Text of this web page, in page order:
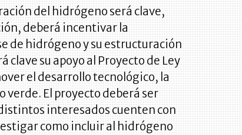
del hidrógeno será clave,
deberá incentivar la
de hidrógeno y su estructuración
clave su apoyo al Proyecto de Ley
el desarrollo tecnológico, la
verde. El proyecto deberá ser
interesados cuenten con
como incluir al hidrógeno